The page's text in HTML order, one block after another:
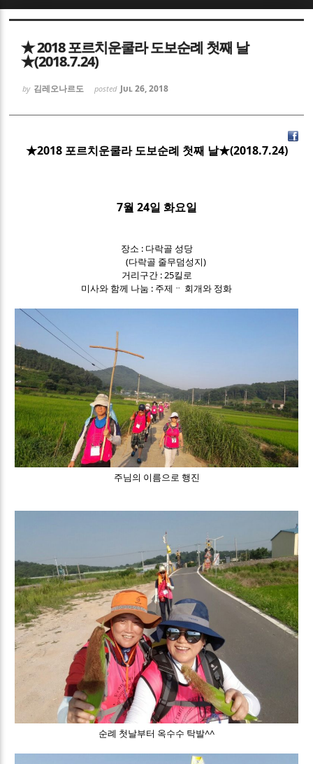
★ 2018 포르치운쿨라 도보순례 첫째 날
★(2018.7.24)
by 김레오나르도 posted Jul 26, 2018
★2018 포르치운쿨라 도보순례 첫째 날★(2018.7.24)
7월 24일 화요일
장소 : 다락골 성당
(다락골 줄무덤성지)
거리구간 : 25킬로
미사와 함께 나눔 : 주제ᆢ 회개와 정화
주님의 이름으로 행진
순례 첫날부터 옥수수 탁발^^
Sketchbook5, 스케치북5
Sketchbook5, 스케치북5
Sketchbook5, 스케치북5
Sketchbook5, 스케치북5